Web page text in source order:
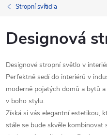
Stropní svítidla
Designová
Designové stropní světlo v
Perfektně sedí do interiérů v
moderně pojatých domů a bytů
v boho stylu.
Získá si vás elegantní estetikou,
stále se bude skvěle